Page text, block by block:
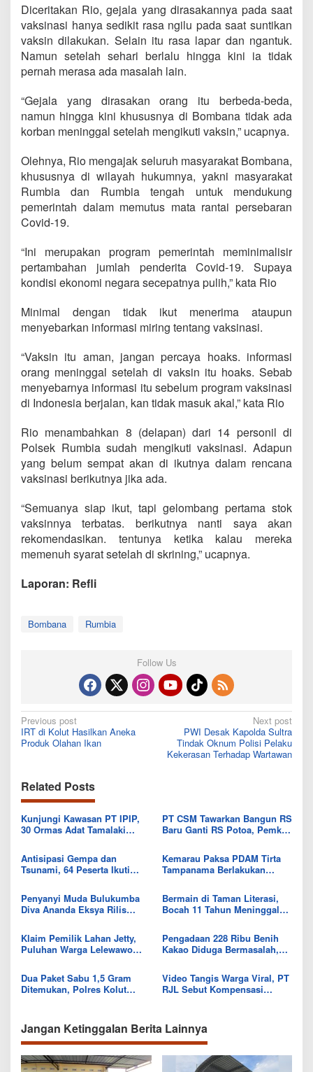
Diceritakan Rio, gejala yang dirasakannya pada saat
vaksinasi hanya sedikit rasa ngilu pada saat suntikan
vaksin dilakukan. Selain itu rasa lapar dan ngantuk.
Namun setelah sehari berlalu hingga kini ia tidak
pernah merasa ada masalah lain.
“Gejala yang dirasakan orang itu berbeda-beda,
namun hingga kini khususnya di Bombana tidak ada
korban meninggal setelah mengikuti vaksin,” ucapnya.
Olehnya, Rio mengajak seluruh masyarakat Bombana,
khususnya di wilayah hukumnya, yakni masyarakat
Rumbia dan Rumbia tengah untuk mendukung
pemerintah dalam memutus mata rantai persebaran
Covid-19.
“Ini merupakan program pemerintah meminimalisir
pertambahan jumlah penderita Covid-19. Supaya
kondisi ekonomi negara secepatnya pulih,” kata Rio
Minimal dengan tidak ikut menerima ataupun
menyebarkan informasi miring tentang vaksinasi.
“Vaksin itu aman, jangan percaya hoaks. informasi
orang meninggal setelah di vaksin itu hoaks. Sebab
menyebarnya informasi itu sebelum program vaksinasi
di Indonesia berjalan, kan tidak masuk akal,” kata Rio
Rio menambahkan 8 (delapan) dari 14 personil di
Polsek Rumbia sudah mengikuti vaksinasi. Adapun
yang belum sempat akan di ikutnya dalam rencana
vaksinasi berikutnya jika ada.
“Semuanya siap ikut, tapi gelombang pertama stok
vaksinnya terbatas. berikutnya nanti saya akan
rekomendasikan. tentunya ketika kalau mereka
memenuh syarat setelah di skrining,” ucapnya.
Laporan: Refli
Bombana Rumbia
Follow Us
Post
navigation
Previous post
IRT di Kolut Hasilkan Aneka
Produk Olahan Ikan
Next post
PWI Desak Kapolda Sultra
Tindak Oknum Polisi Pelaku
Kekerasan Terhadap Wartawan
Related Posts
Kunjungi Kawasan PT IPIP,
30 Ormas Adat Tamalaki
PT CSM Tawarkan Bangun RS
Baru Ganti RS Potoa, Pemkab
Antisipasi Gempa dan
Tsunami, 64 Peserta Ikuti
Kemarau Paksa PDAM Tirta
Tampanama Berlakukan
Penyanyi Muda Bulukumba
Diva Ananda Eksya Rilis
Bermain di Taman Literasi,
Bocah 11 Tahun Meninggal
Klaim Pemilik Lahan Jetty,
Puluhan Warga Lelewawo
Pengadaan 228 Ribu Benih
Kakao Diduga Bermasalah,
Dua Paket Sabu 1,5 Gram
Ditemukan, Polres Kolut
Video Tangis Warga Viral, PT
RJL Sebut Kompensasi
Jangan Ketinggalan Berita Lainnya